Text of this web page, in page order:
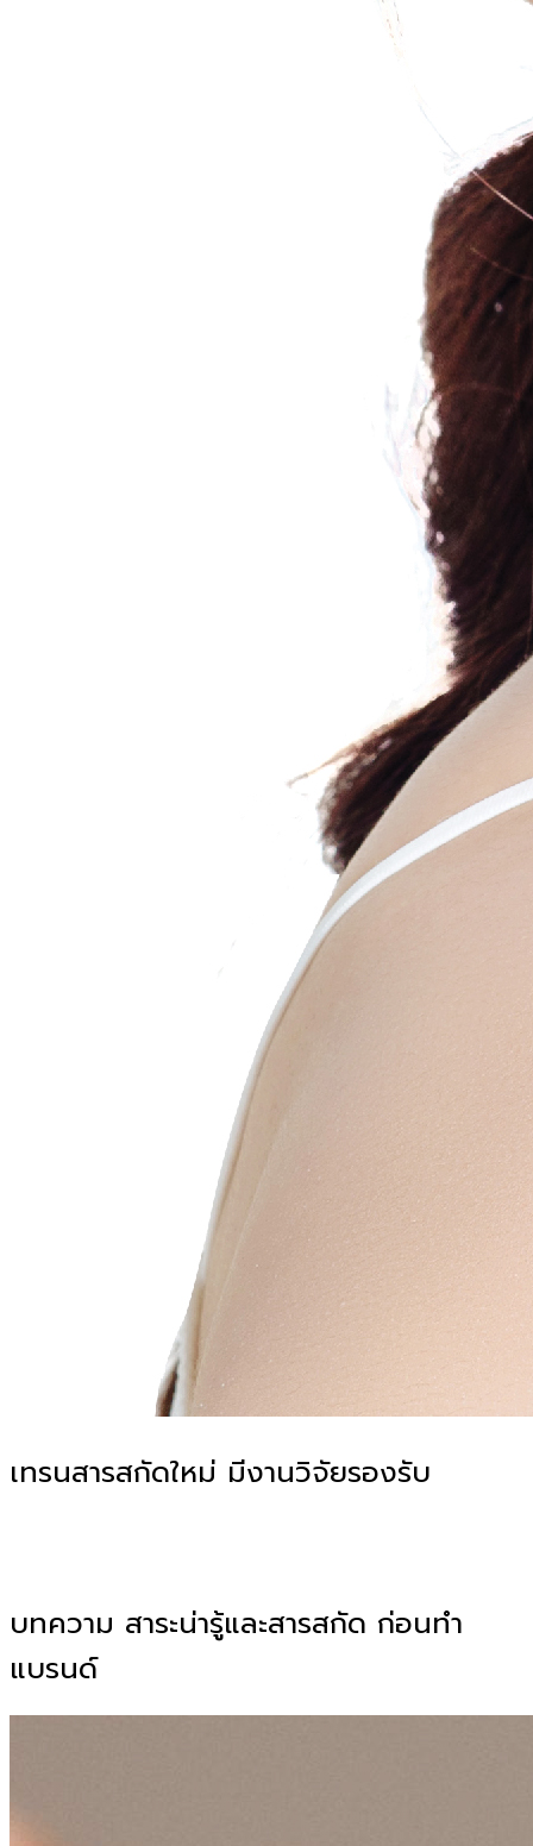
เทรนสารสกัดใหม่ มีงานวิจัยรองรับ
บทความ สาระน่ารู้และสารสกัด ก่อนทำ
แบรนด์